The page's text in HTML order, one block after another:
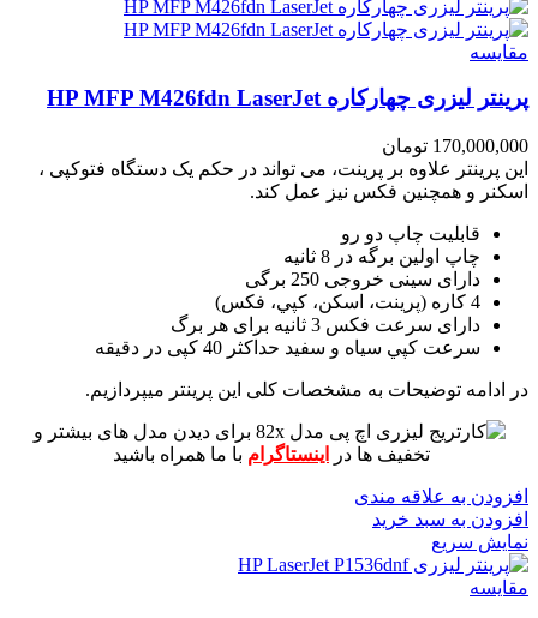
مقايسه
پرینتر لیزری چهارکاره HP MFP M426fdn LaserJet
170,000,000 تومان
این پرینتر علاوه بر پرینت، می تواند در حکم یک دستگاه فتوکپی ،
اسکنر و همچنین فکس نیز عمل کند.
قابلیت چاپ دو رو
چاپ اولین برگه در 8 ثانیه
دارای سینی خروجی 250 برگی
4 کاره (پرينت، اسکن، کپي، فکس)
دارای سرعت فکس 3 ثانیه برای هر برگ
سرعت کپي سياه و سفيد حداکثر 40 کپی در دقیقه
در ادامه توضیحات به مشخصات کلی این پرینتر میپردازیم.
برای دیدن مدل های بیشتر و
تخفیف ها در
اینستاگرام با ما همراه باشید
افزودن به علاقه مندی
افزودن به سبد خرید
نمایش سریع
مقايسه